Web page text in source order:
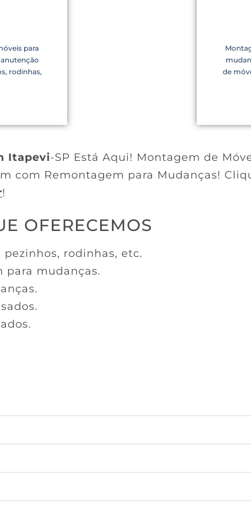
para
rodinhas,
de
Itapevi-SP Está Aqui! Montagem de
com Remontagem para Mudanças!
!
OFERECEMOS
rodinhas, etc.
para mudanças.